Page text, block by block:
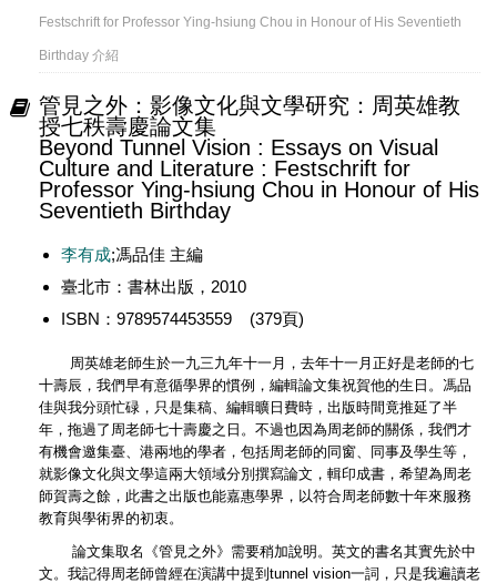
Festschrift for Professor Ying-hsiung Chou in Honour of His Seventieth
Birthday 介紹
管見之外：影像文化與文學研究：周英雄教
授七秩壽慶論文集
Beyond Tunnel Vision : Essays on Visual
Culture and Literature : Festschrift for
Professor Ying-hsiung Chou in Honour of His
Seventieth Birthday
李有成;馮品佳 主編
臺北市：書林出版，2010
ISBN：9789574453559 (379頁)
周英雄老師生於一九三九年十一月，去年十一月正好是老師的七
十壽辰，我們早有意循學界的慣例，編輯論文集祝賀他的生日。馮品
佳與我分頭忙碌，只是集稿、編輯曠日費時，出版時間竟推延了半
年，拖過了周老師七十壽慶之日。不過也因為周老師的關係，我們才
有機會邀集臺、港兩地的學者，包括周老師的同窗、同事及學生等，
就影像文化與文學這兩大領域分別撰寫論文，輯印成書，希望為周老
師賀壽之餘，此書之出版也能嘉惠學界，以符合周老師數十年來服務
教育與學術界的初衷。
論文集取名《管見之外》需要稍加說明。英文的書名其實先於中
文。我記得周老師曾經在演講中提到tunnel vision一詞，只是我遍讀老